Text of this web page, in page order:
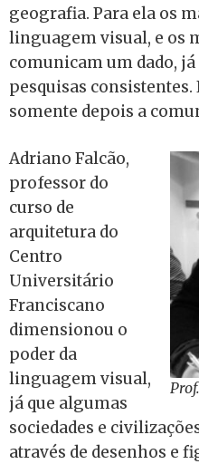
geografia. Para ela os
linguagem visual, e os
comunicam um dado, já
pesquisas consistentes.
somente depois a
Adriano Falcão,
professor do
curso de
arquitetura do
Centro
Universitário
Franciscano
dimensionou o
poder da
linguagem visual,
já que algumas
sociedades e
através de desenhos e